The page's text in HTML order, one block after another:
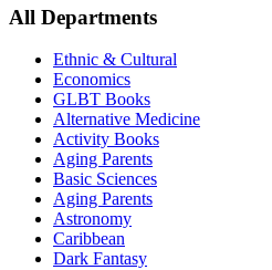
All Departments
Ethnic & Cultural
Economics
GLBT Books
Alternative Medicine
Activity Books
Aging Parents
Basic Sciences
Aging Parents
Astronomy
Caribbean
Dark Fantasy